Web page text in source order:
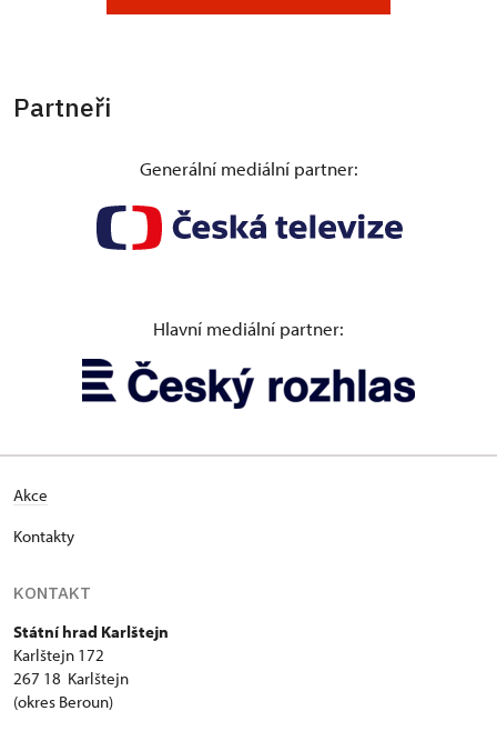
Partneři
Generální mediální partner:
Hlavní mediální partner:
Akce
Kontakty
KONTAKT
Státní hrad Karlštejn
Karlštejn 172
267 18 Karlštejn
(okres Beroun)